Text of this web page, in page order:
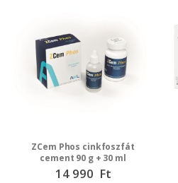
ZCem Phos cinkfoszfát
cement 90 g + 30 ml
14 990 Ft